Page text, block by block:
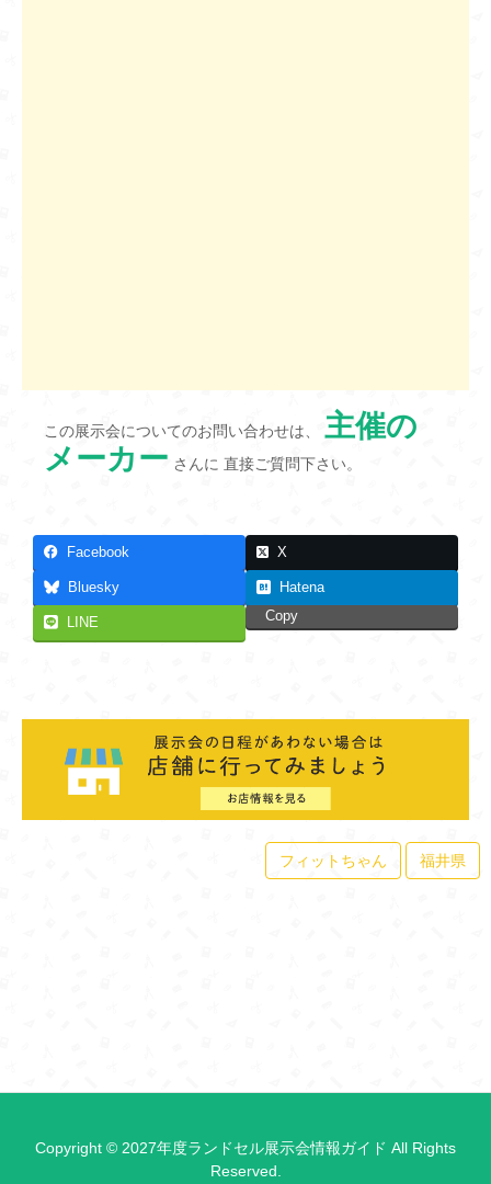
この展示会についてのお問い合わせは、 主催の
メーカー さんに 直接ご質問下さい。
Facebook X
Bluesky Hatena
LINE Copy
フィットちゃん 福井県
Copyright © 2027年度ランドセル展示会情報ガイド All Rights
Reserved.